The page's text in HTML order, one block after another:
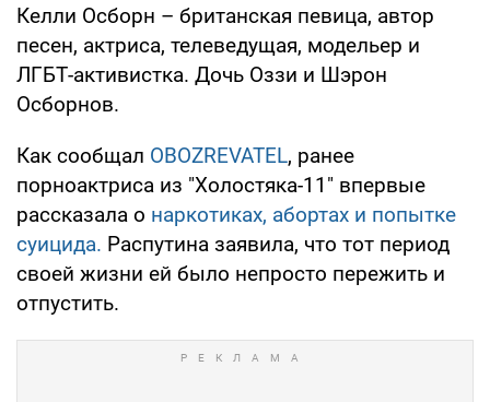
Келли Осборн – британская певица, автор
песен, актриса, телеведущая, модельер и
ЛГБТ-активистка. Дочь Оззи и Шэрон
Осборнов.
Как сообщал OBOZREVATEL, ранее
порноактриса из "Холостяка-11" впервые
рассказала о наркотиках, абортах и попытке
суицида. Распутина заявила, что тот период
своей жизни ей было непросто пережить и
отпустить.